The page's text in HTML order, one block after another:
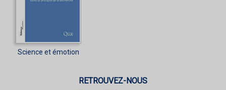
Science et émotion
RETROUVEZ-NOUS